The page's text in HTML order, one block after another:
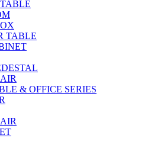
TABLE
& OFFICE SERIES